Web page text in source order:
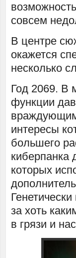
совсем
В центре
окажется
несколько
Год 2069. В
функции
интересы
большего
которых
за хоть
в грязи и